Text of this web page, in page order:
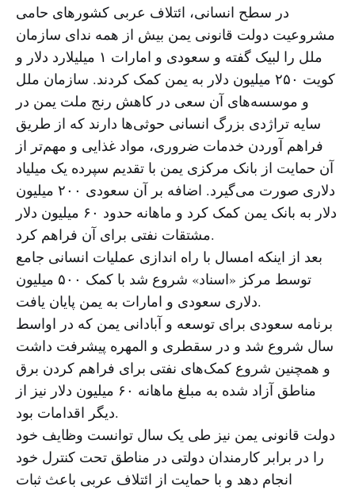
در سطح انسانی، ائتلاف عربی کشورهای حامی
مشروعیت دولت قانونی یمن بیش از همه ندای سازمان
ملل را لبیک گفته و سعودی و امارات ۱ میلیلارد دلار و
کویت ۲۵۰ میلیون دلار به یمن کمک کردند. سازمان ملل
و موسسه‌های آن سعی در کاهش رنج ملت یمن در
سایه تراژدی بزرگ انسانی حوثی‌ها دارند که از طریق
فراهم آوردن خدمات ضروری، مواد غذایی و مهم‌تر از
آن حمایت از بانک مرکزی یمن با تقدیم سپرده یک میلیاد
دلاری صورت می‌گیرد. اضافه بر آن سعودی ۲۰۰ میلیون
دلار به بانک یمن کمک کرد و ماهانه حدود ۶۰ میلیون دلار
مشتقات نفتی برای آن فراهم کرد.
بعد از اینکه امسال با راه اندازی عملیات انسانی جامع
توسط مرکز «اسناد» شروع شد با کمک ۵۰۰ میلیون
دلاری سعودی و امارات به یمن پایان یافت.
برنامه سعودی برای توسعه و آبادانی یمن که در اواسط
سال شروع شد و در سقطری و المهره پیشرفت داشت
و همچنین شروع کمک‌های نفتی برای فراهم کردن برق
مناطق آزاد شده به مبلغ ماهانه ۶۰ میلیون دلار نیز از
دیگر اقدامات بود.
دولت قانونی یمن نیز طی یک سال توانست وظایف خود
را در برابر کارمندان دولتی در مناطق تحت کنترل خود
انجام دهد و با حمایت از ائتلاف عربی باعث ثبات